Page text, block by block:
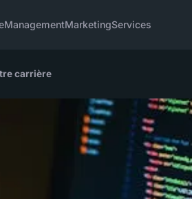
ManagementMarketingServices
carrière